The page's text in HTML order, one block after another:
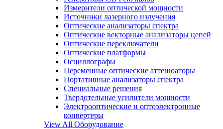
Измерители оптической мощности
Источники лазерного излучения
Оптические анализаторы спектра
Оптические векторные анализаторы цепей
Оптические переключатели
Оптические платформы
Осциллографы
Переменные оптические аттенюаторы
Портативные анализаторы спектра
Специальные решения
Твердотельные усилители мощности
Электрооптические и оптоэлектронные
конвертеры
View All Оборудование